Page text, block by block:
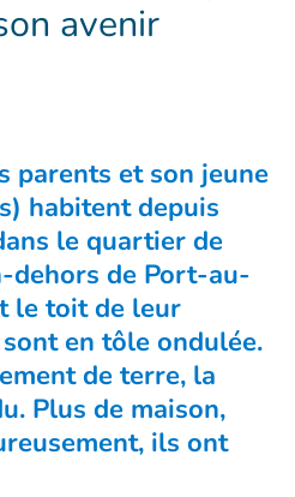
avenir
parents et son jeune
habitent depuis
le quartier de
dehors de Port-au-
le toit de leur
en tôle ondulée.
de terre, la
Plus de maison,
ils ont